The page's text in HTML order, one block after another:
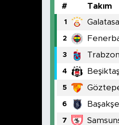
# Takım
1
2
3
4 Beşiktaş
5
6
7